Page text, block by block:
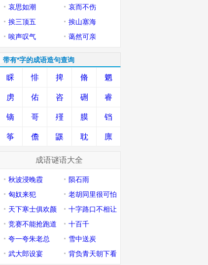
哀思如潮
哀而不伤
挨三顶五
挨山塞海
唉声叹气
蔼然可亲
带有*字的成语造句查询
睬 悱 捭 脩 魍
虏 佑 咨 硎 睿
镝 哥 殣 膜 铛
筝 儋 鼷 耽 廪
成语谜语大全
秋波浸晚霞
陨石雨
匈奴来犯
老胡同里很可怕
天下寒士俱欢颜
十字路口不相让
竞赛不能抢跑道
十百千
夸一夸朱老总
雪中送炭
武大郎设宴
背负青天朝下看